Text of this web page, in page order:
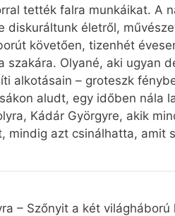
tették falra munkáikat. A
diskuráltunk életről,
követően, tizenhét
szakára. Olyané, aki ugyan
alkotásain – groteszk
aludt, egy időben nála
Kádár Györgyre, akik
mindig azt csinálhatta, amit
– Szőnyit a két